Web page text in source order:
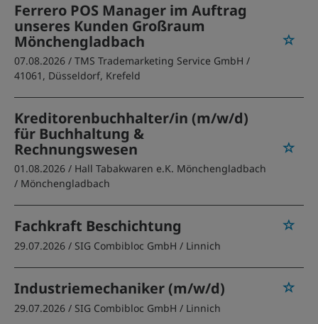
Ferrero POS Manager im Auftrag
unseres Kunden Großraum
Mönchengladbach
07.08.2026 / TMS Trademarketing Service GmbH /
41061, Düsseldorf, Krefeld
Kreditorenbuchhalter/in (m/w/d)
für Buchhaltung &
Rechnungswesen
01.08.2026 / Hall Tabakwaren e.K. Mönchengladbach
/ Mönchengladbach
Fachkraft Beschichtung
29.07.2026 / SIG Combibloc GmbH / Linnich
Industriemechaniker (m/w/d)
29.07.2026 / SIG Combibloc GmbH / Linnich